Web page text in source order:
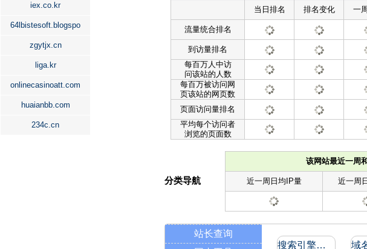
iex.co.kr
64lbistesoft.blogspo
zgytjx.cn
liga.kr
onlinecasinoatt.com
huaianbb.com
234c.cn
当日排名 排名变化 一
流量统合排名
到访量排名
每百万人中访
问该站的人数
每百万被访问网
页该站的网页数
页面访问量排名
平均每个访问者
浏览的页面数
该网站最近一周
近一周日均IP量 近一周
分类导航
站长查询
搜索引擎收录和反向链接